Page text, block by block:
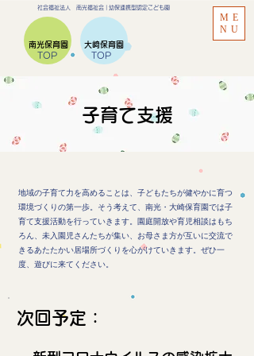
ME
NU
​社会福祉法人 南光福祉会 | ​幼保連携型認定こども園
南光保育園
TOP
大崎保育園
TOP
子育て支援
地域の子育て力を高めることは、子どもたちが健やかに育つ
環境づくりの第一歩。そう考えて、南光・大崎保育園では子
育て支援活動を行っていきます。園庭開放や育児相談はもち
ろん、未入園児さんたちが集い、お母さま方が互いに交流で
きるあたたかい居場所づくりを心がけていきます。ぜひ一
度、遊びに来てください。
​次回予定：